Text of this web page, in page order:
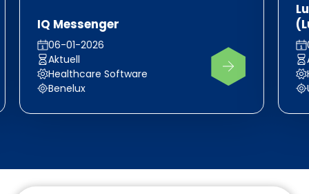
IQ Messenger
06-01-2026
Aktuell
Healthcare Software
Benelux